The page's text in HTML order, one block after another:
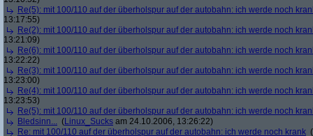
Re(5): mit 100/110 auf der überholspur auf der autobahn: ich werde noch
13:17:55)
Re(2): mit 100/110 auf der überholspur auf der autobahn: ich werde noch
13:21:09)
Re(6): mit 100/110 auf der überholspur auf der autobahn: ich werde noch
13:22:22)
Re(3): mit 100/110 auf der überholspur auf der autobahn: ich werde noch
13:23:00)
Re(4): mit 100/110 auf der überholspur auf der autobahn: ich werde noch
13:23:53)
Re(5): mit 100/110 auf der überholspur auf der autobahn: ich werde noch
Bledsinn... (Linux_Sucks am 24.10.2006, 13:26:22)
Re: mit 100/110 auf der überholspur auf der autobahn: ich werde noch krank (